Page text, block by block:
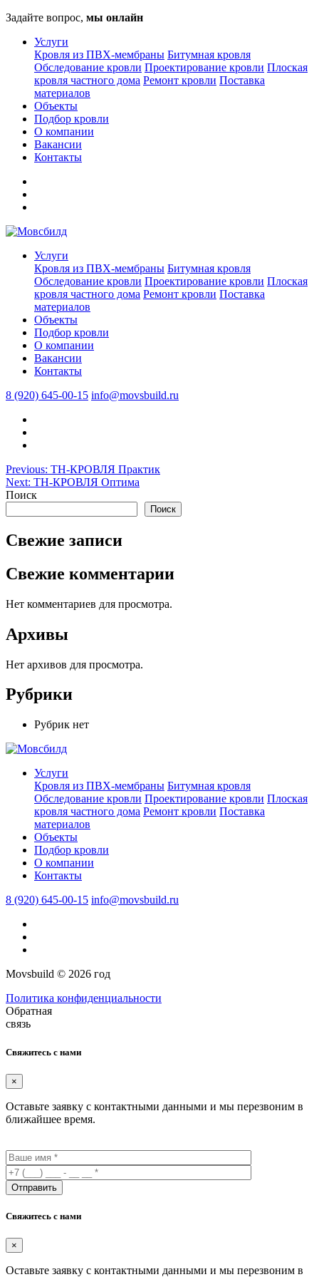
Задайте вопрос, мы онлайн
Услуги
Кровля из ПВХ-мембраны Битумная кровля
Обследование кровли Проектирование кровли Плоская
кровля частного дома Ремонт кровли Поставка
материалов
Объекты
Подбор кровли
О компании
Вакансии
Контакты
Услуги
Кровля из ПВХ-мембраны Битумная кровля
Обследование кровли Проектирование кровли Плоская
кровля частного дома Ремонт кровли Поставка
материалов
Объекты
Подбор кровли
О компании
Вакансии
Контакты
8 (920) 645-00-15 info@movsbuild.ru
Навигация
по
Previous: ТН-КРОВЛЯ Практик
Next: ТН-КРОВЛЯ Оптима
Поиск
Поиск
Свежие записи
Свежие комментарии
Нет комментариев для просмотра.
Архивы
Нет архивов для просмотра.
Рубрики
Рубрик нет
Услуги
Кровля из ПВХ-мембраны Битумная кровля
Обследование кровли Проектирование кровли Плоская
кровля частного дома Ремонт кровли Поставка
материалов
Объекты
Подбор кровли
О компании
Контакты
8 (920) 645-00-15 info@movsbuild.ru
Movsbuild © 2026 год
Политика конфиденциальности
Обратная
связь
Свяжитесь с нами
×
Оставьте заявку с контактными данными и мы перезвоним в
ближайшее время.
Свяжитесь с нами
×
Оставьте заявку с контактными данными и мы перезвоним в